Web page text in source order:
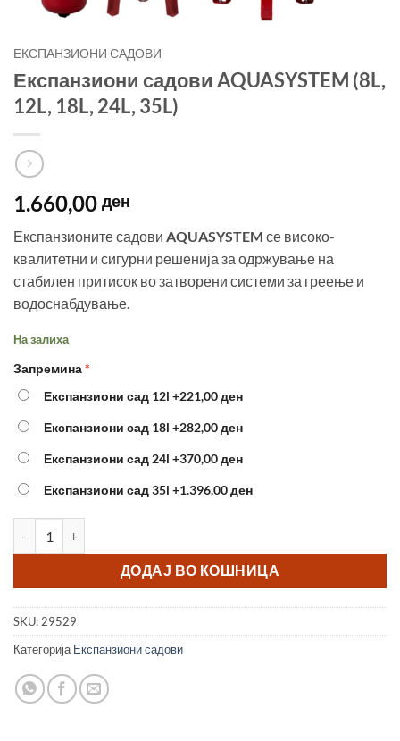
ЕКСПАНЗИОНИ САДОВИ
Експанзиони садови AQUASYSTEM (8L,
12L, 18L, 24L, 35L)
1.660,00 ден
Експанзионите садови AQUASYSTEM се високо-
квалитетни и сигурни решенија за одржување на
стабилен притисок во затворени системи за греење и
водоснабдување.
На залиха
Запремина
Експанзиони сад 12l +221,00 ден
Експанзиони сад 18l +282,00 ден
Експанзиони сад 24l +370,00 ден
Експанзиони сад 35l +1.396,00 ден
ДОДАЈ ВО КОШНИЦА
SKU: 29529
Категорија Експанзиони садови